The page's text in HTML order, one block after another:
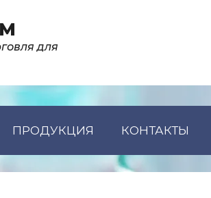
для
ПРОДУКЦИЯ КОНТАКТЫ